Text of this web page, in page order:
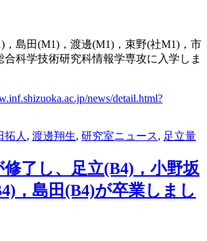
島田(M1)，渡邊(M1)， 束野(社M1) ， 市
合科学技術研究科情報学専攻に入学しま
news/detail.html?
拓人 , 渡邊翔生, 研究室ニュース, 足立量
修了し、足立(B4)，小野坂
，島田(B4)が卒業しまし